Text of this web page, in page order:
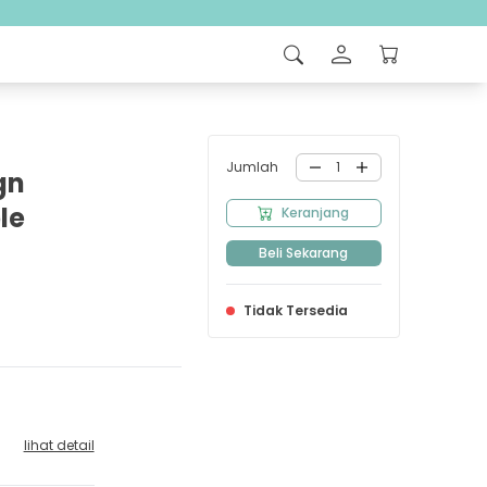
lihat detail
Jumlah 1
Keranjang
Beli Sekarang
Tidak Tersedia